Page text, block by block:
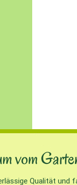
vom
Qualität und